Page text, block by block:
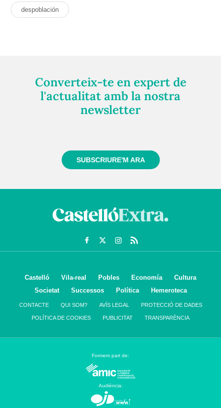
despoblación
Converteix-te en expert de
l'actualitat amb la nostra
newsletter
SUBSCRIURE'M ARA
Castelló Vila-real Pobles Economía
Cultura
Societat
Successos Política Hemeroteca
CONTACTE QUI SOM? AVÍS LEGAL PROTECCIÓ DE DADES
POLÍTICA DE COOKIES PUBLICITAT TRANSPARÈNCIA
Formem part de:
Audiència: